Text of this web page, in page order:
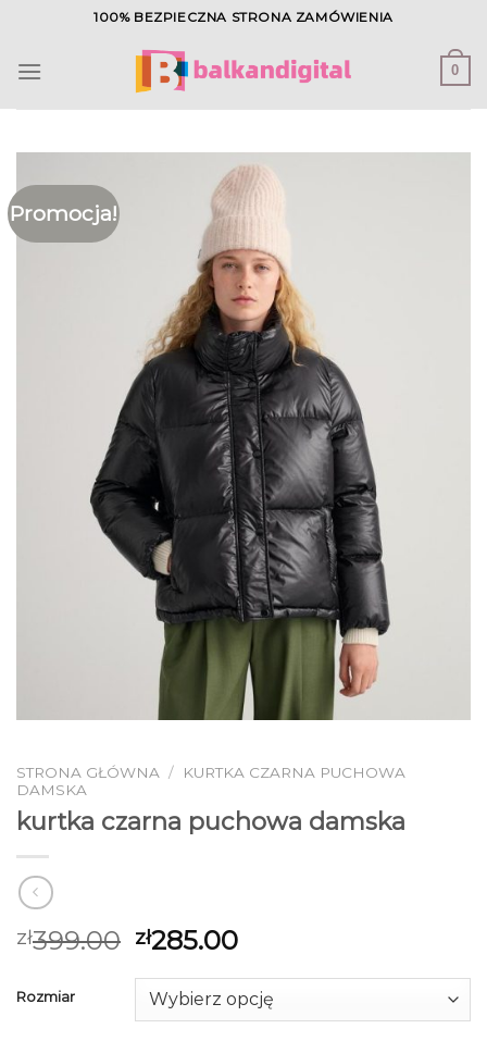
content
100% BEZPIECZNA STRONA ZAMÓWIENIA
0
Promocja!
STRONA GŁÓWNA /
KURTKA CZARNA PUCHOWA
DAMSKA
kurtka czarna puchowa damska
zł399.00 zł285.00
Rozmiar